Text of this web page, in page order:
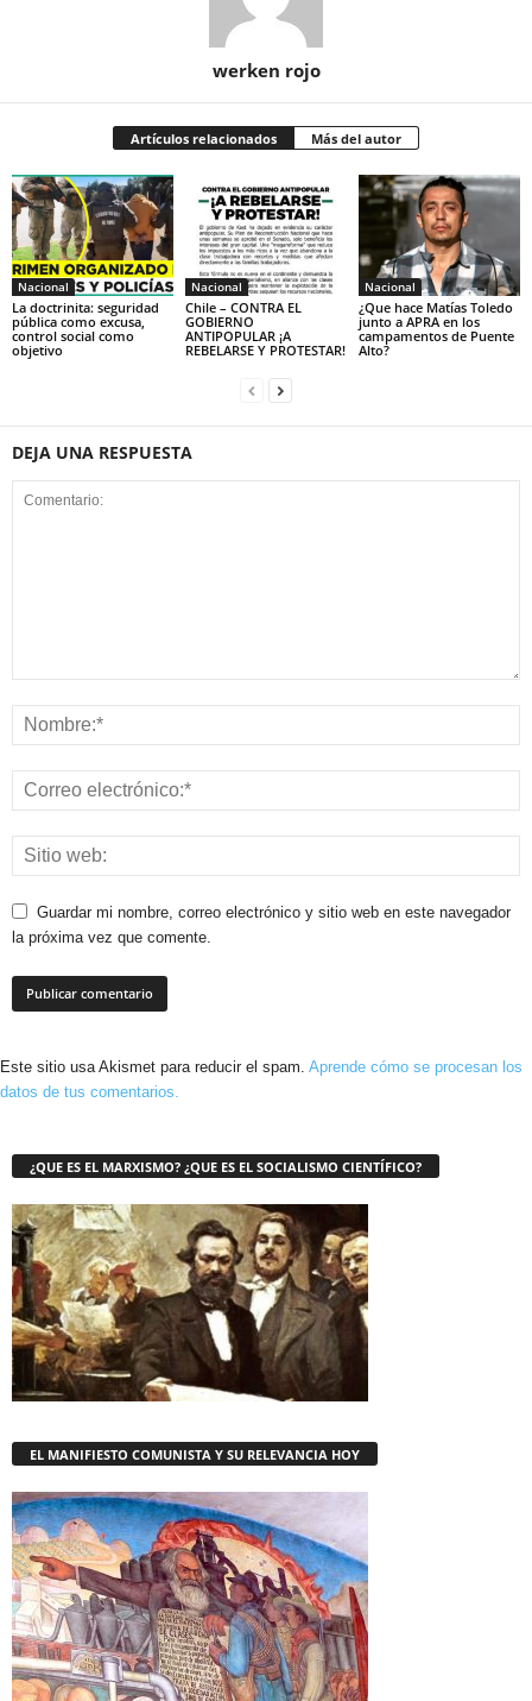
werken rojo
Artículos relacionados Más del autor
Nacional
La doctrinita: seguridad
pública como excusa,
control social como
objetivo
Nacional
Chile – CONTRA EL
GOBIERNO
ANTIPOPULAR ¡A
REBELARSE Y PROTESTAR!
Nacional
¿Que hace Matías Toledo
junto a APRA en los
campamentos de Puente
Alto?
DEJA UNA RESPUESTA
Guardar mi nombre, correo electrónico y sitio web en este navegador
la próxima vez que comente.
Este sitio usa Akismet para reducir el spam. Aprende cómo se procesan los
datos de tus comentarios.
¿QUE ES EL MARXISMO? ¿QUE ES EL SOCIALISMO CIENTÍFICO?
EL MANIFIESTO COMUNISTA Y SU RELEVANCIA HOY